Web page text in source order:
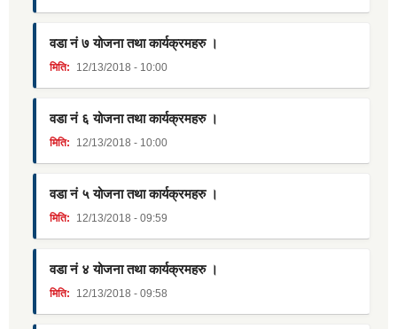
वडा नं ७ योजना तथा कार्यक्रमहरु ।
मिति: 12/13/2018 - 10:00
वडा नं ६ योजना तथा कार्यक्रमहरु ।
मिति: 12/13/2018 - 10:00
वडा नं ५ योजना तथा कार्यक्रमहरु ।
मिति: 12/13/2018 - 09:59
वडा नं ४ योजना तथा कार्यक्रमहरु ।
मिति: 12/13/2018 - 09:58